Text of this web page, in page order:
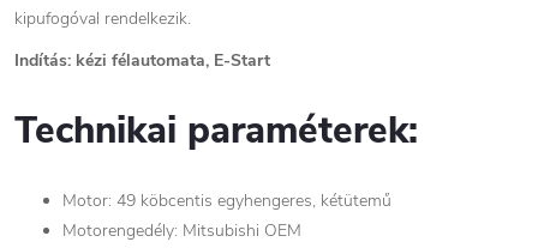
kipufogóval rendelkezik.
Indítás: kézi félautomata, E-Start
Technikai paraméterek:
Motor: 49 köbcentis egyhengeres, kétütemű
Motorengedély: Mitsubishi OEM